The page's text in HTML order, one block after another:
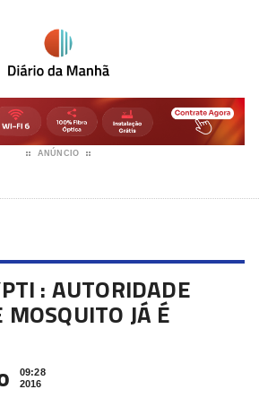
ANÚNCIO
: AUTORIDADE
JÁ É
09:28
2016